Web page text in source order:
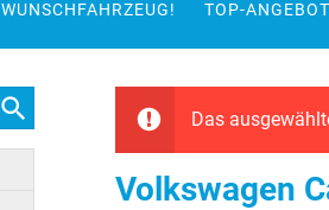
WUNSCHFAHRZEUG! TOP-
Das
Volkswagen